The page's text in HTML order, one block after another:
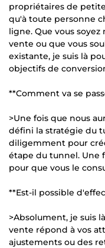
propriétaires de
qu'à toute personne
ligne. Que vous
vente ou que vous
existante, je suis là
objectifs de
**Comment va se
>Une fois que nous
défini la stratégie du
diligemment pour
étape du tunnel. Une
pour que vous le
**Est-il possible
>Absolument, je suis
vente répond à vos
ajustements ou des